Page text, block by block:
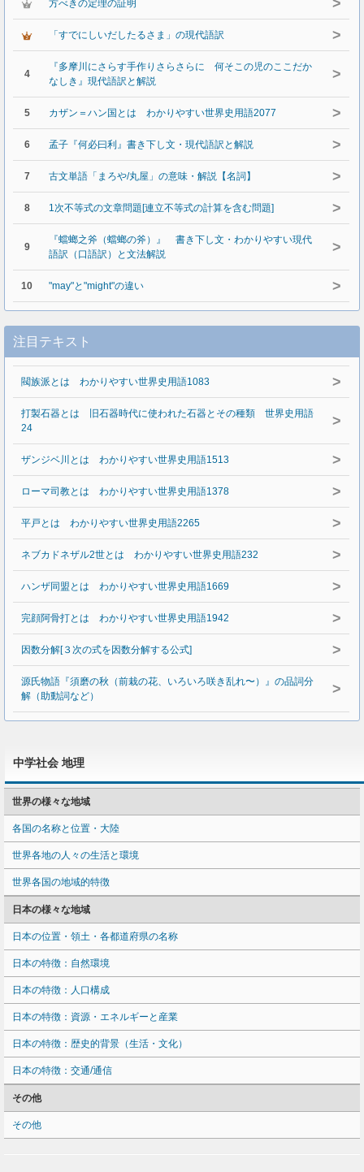
方べきの定理の証明 >
「すでにしいだしたるさま」の現代語訳 >
4
『多摩川にさらす手作りさらさらに 何そこの児のここだか
なしき』現代語訳と解説
>
5 カザン＝ハン国とは わかりやすい世界史用語2077 >
6 孟子『何必曰利』書き下し文・現代語訳と解説 >
7 古文単語「まろや/丸屋」の意味・解説【名詞】 >
8 1次不等式の文章問題[連立不等式の計算を含む問題] >
9
『蟷螂之斧（蟷螂の斧）』 書き下し文・わかりやすい現代
語訳（口語訳）と文法解説
>
10 "may"と"might"の違い >
注目テキスト
閥族派とは わかりやすい世界史用語1083 >
打製石器とは 旧石器時代に使われた石器とその種類 世界史用語
24
>
ザンジベ川とは わかりやすい世界史用語1513 >
ローマ司教とは わかりやすい世界史用語1378 >
平戸とは わかりやすい世界史用語2265 >
ネブカドネザル2世とは わかりやすい世界史用語232 >
ハンザ同盟とは わかりやすい世界史用語1669 >
完顔阿骨打とは わかりやすい世界史用語1942 >
因数分解[３次の式を因数分解する公式] >
源氏物語『須磨の秋（前栽の花、いろいろ咲き乱れ〜）』の品詞分
解（助動詞など）
>
中学社会 地理
世界の様々な地域
各国の名称と位置・大陸
世界各地の人々の生活と環境
世界各国の地域的特徴
日本の様々な地域
日本の位置・領土・各都道府県の名称
日本の特徴：自然環境
日本の特徴：人口構成
日本の特徴：資源・エネルギーと産業
日本の特徴：歴史的背景（生活・文化）
日本の特徴：交通/通信
その他
その他